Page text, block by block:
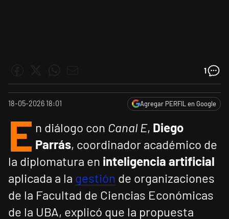
1
18-05-2026 18:01 Agregar PERFIL en Google
E n diálogo con Canal E, Diego
Parrás, coordinador académico de
la diplomatura en inteligencia artificial
aplicada a la gestión de organizaciones
de la Facultad de Ciencias Económicas
de la UBA, explicó que la propuesta